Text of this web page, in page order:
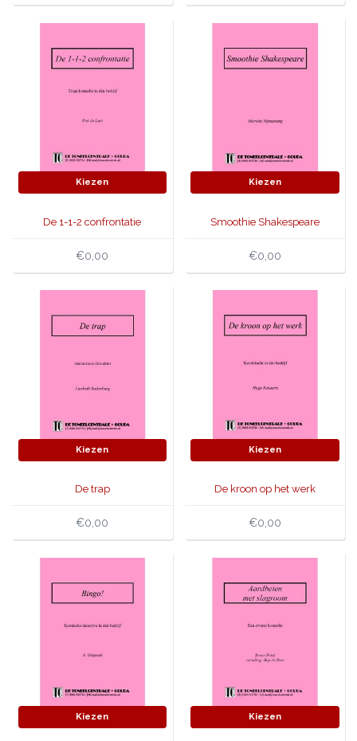
Kiezen
De 1-1-2 confrontatie
€0,00
Kiezen
Smoothie Shakespeare
€0,00
Kiezen
De trap
€0,00
Kiezen
De kroon op het werk
€0,00
Kiezen Kiezen